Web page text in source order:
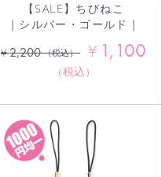
【SALE】ちびねこ
｜シルバー・ゴールド｜
¥2,200 （税込） ¥ 1,100
（税込）